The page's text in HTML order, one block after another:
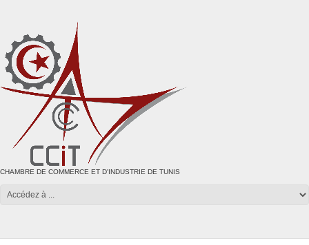
CHAMBRE DE COMMERCE ET D'INDUSTRIE DE TUNIS